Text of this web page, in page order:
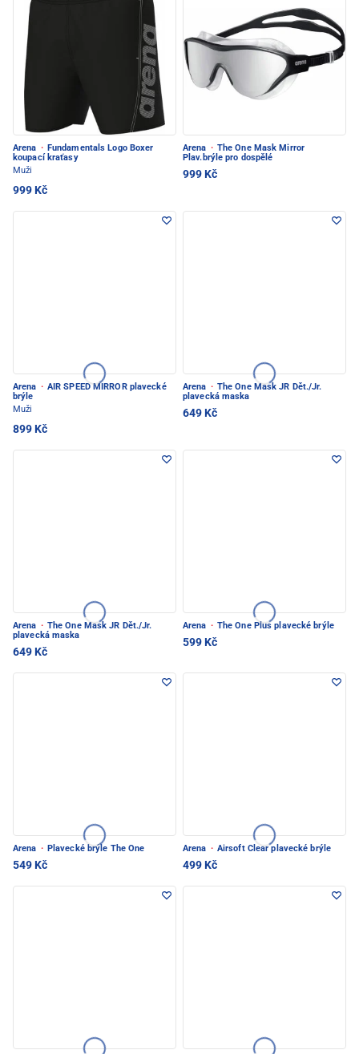
Arena · Fundamentals Logo Boxer
koupací kraťasy
Muži
999 Kč
Arena · The One Mask Mirror
Plav.brýle pro dospělé
999 Kč
Arena · AIR SPEED MIRROR plavecké
brýle
Muži
899 Kč
Arena · The One Mask JR Dět./Jr.
plavecká maska
649 Kč
Arena · The One Mask JR Dět./Jr.
plavecká maska
649 Kč
Arena · The One Plus plavecké brýle
599 Kč
Arena · Plavecké brýle The One
549 Kč
Arena · Airsoft Clear plavecké brýle
499 Kč